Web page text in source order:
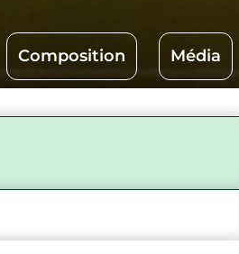
Composition Média